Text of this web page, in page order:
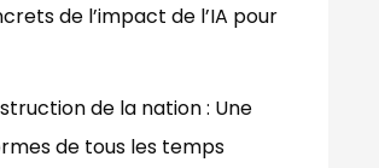
de l’impact de l’IA pour
de la nation : Une
de tous les temps